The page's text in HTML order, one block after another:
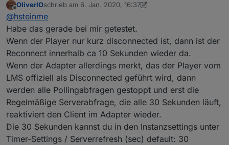
zufallsgesteuert eine Zufallsplaylist oder ein
Favorit (= Radiosender) auf der Badezimmer-
Squeezebox gestartet.
Meine Migration dieses Programms auf den ioBroker
und den Squeezebox RPC Adapter ging "rasend
schnell" - im Vergleich zu meiner früheren
Implementation über die tcp/ip Command Line
Schnittstelle. Den wesentlichsten Zeitgewinn brachte
dabei - wie früher schon vermutet - der durch den
Adapter gegebene bequeme Weg, den Favoriten-
Baum zu durchwandern. Dafür sei dem Adapter-
Autor nochmals herzlich gedankt.
Die Stromversorgung meiner Squeezebox Duet im
Bad hängt an der Stromversorgung der Beleuchtung.
Wird die Beleuchtung eingeschaltet, fährt die
Squeezebox hoch und verbindet sich zum LMS. Das
Zustandekommen der Verbindung wird durch einen
geänderten Eintrag in
squeezeboxrpc.0.Players.xxxx.Connected
dokumentiert. Diesen Wechsel frage ich ab und
starte zufallsgesteuert die Musikausgabe. Zu diesem
Wechsel sind mir zwei Punkte aufgefallen:
Es dauert lange, bis der Connected-Status
aktualisiert wird, zuweilen bis zu 30 Sekunden.
Kann ich durch Drehen an einem der Werte in
den Timer-Settings der Konfiguration hierauf
positiven Einfluss nehmen?
Es kommt leider gelegentlich vor, dass trotz
bestromter Squeezebox der Connected-Status
Offline
OliverIOschrieb am 6. Jan. 2020, 16:37
zuletzt editiert von OliverIO1. Juni 2020, 17:41
@hsteinme
Habe das gerade bei mir getestet.
Wenn der Player nur kurz disconnected ist, dann ist der
Reconnect innerhalb ca 10 Sekunden wieder da.
Wenn der Adapter allerdings merkt, das der Player vom
LMS offiziell als Disconnected geführt wird, dann
werden alle Pollingabfragen gestoppt und erst die
Regelmäßige Serverabfrage, die alle 30 Sekunden läuft,
reaktiviert den Client im Adapter wieder.
Die 30 Sekunden kannst du in den Instanzsettings unter
Timer-Settings / Serverrefresh (sec) default: 30